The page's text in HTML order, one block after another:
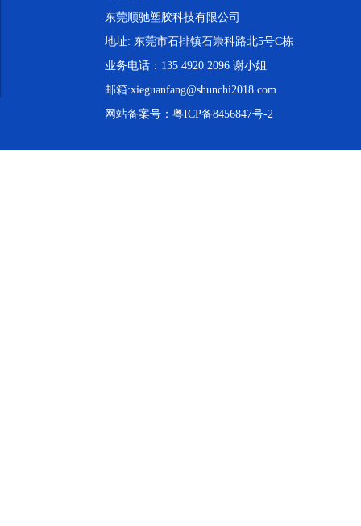
东莞顺驰塑胶科技有限公司
地址: 东莞市石排镇石崇科路北5号C栋
业务电话：135 4920 2096 谢小姐
邮箱:xieguanfang@shunchi2018.com
网站备案号： 粤ICP备8456847号-2